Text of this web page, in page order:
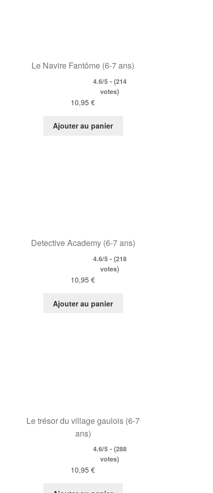
Le Navire Fantôme (6-7 ans)
4.6/5 - (214
votes)
10,95€
Ajouter au panier
Detective Academy (6-7 ans)
4.6/5 - (218
votes)
10,95€
Ajouter au panier
Le trésor du village gaulois (6-7
ans)
4.6/5 - (288
votes)
10,95€